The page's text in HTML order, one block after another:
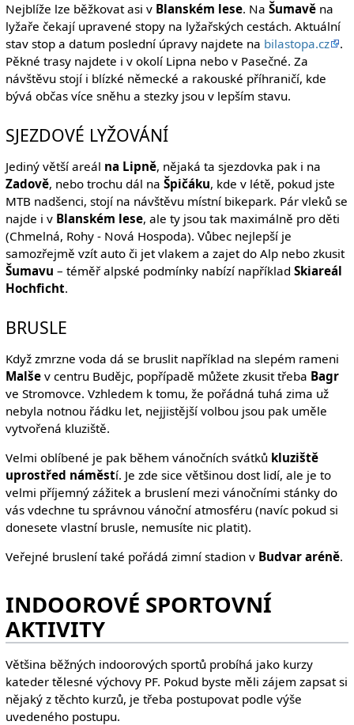
Nejblíže lze běžkovat asi v Blanském lese. Na Šumavěna
lyžaře čekají upravené stopy na lyžařských cestách. Aktuální
stav stop a datum poslední úpravy najdete na bilastopa.cz
.
Pěkné trasy najdete i v okolí Lipna nebo v Pasečné. Za
návštěvu stojí i blízké německé a rakouské příhraničí, kde
bývá občas více sněhu a stezky jsou v lepším stavu.
SJEZDOVÉ LYŽOVÁNÍ
Jediný větší areál na Lipně, nějaká ta sjezdovka pak i na
Zadově, nebo trochu dál na Špičáku, kde v létě, pokud jste
MTB nadšenci, stojí na návštěvu místní bikepark. Pár vleků se
najde i v Blanském lese, ale ty jsou tak maximálně pro děti
(Chmelná, Rohy - Nová Hospoda). Vůbec nejlepší je
samozřejmě vzít auto či jet vlakem a zajet do Alp nebo zkusit
Šumavu – téměř alpské podmínky nabízí například Skiareál
Hochficht.
BRUSLE
Když zmrzne voda dá se bruslit například na slepém rameni
Malšev centru Budějc, popřípadě můžete zkusit třeba Bagr
ve Stromovce. Vzhledem k tomu, že pořádná tuhá zima už
nebyla notnou řádku let, nejjistější volbou jsou pak uměle
vytvořená kluziště.
Velmi oblíbené je pak během vánočních svátků kluziště
uprostřed náměstí. Je zde sice většinou dost lidí, ale je to
velmi příjemný zážitek a bruslení mezi vánočními stánky do
vás vdechne tu správnou vánoční atmosféru (navíc pokud si
donesete vlastní brusle, nemusíte nic platit).
Veřejné bruslení také pořádá zimní stadion v Budvar aréně.
INDOOROVÉ SPORTOVNÍ
AKTIVITY
Většina běžných indoorových sportů probíhá jako kurzy
kateder tělesné výchovy PF. Pokud byste měli zájem zapsat si
nějaký z těchto kurzů, je třeba postupovat podle výše
uvedeného postupu.